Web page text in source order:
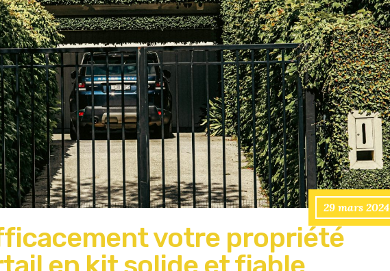
29 mars 2024
votre propriété